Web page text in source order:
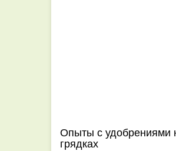
Опыты с удобрениями
грядках